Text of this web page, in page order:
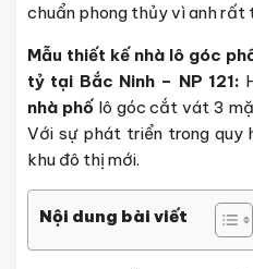
chuẩn phong thủy vì anh rất
Mẫu thiết kế nhà lô góc
tỷ tại Bắc Ninh – NP 121:
nhà phốlô góc cắt vát 3
Với sự phát triển trong quy
khu đô thị mới.
Nội dung bài viết